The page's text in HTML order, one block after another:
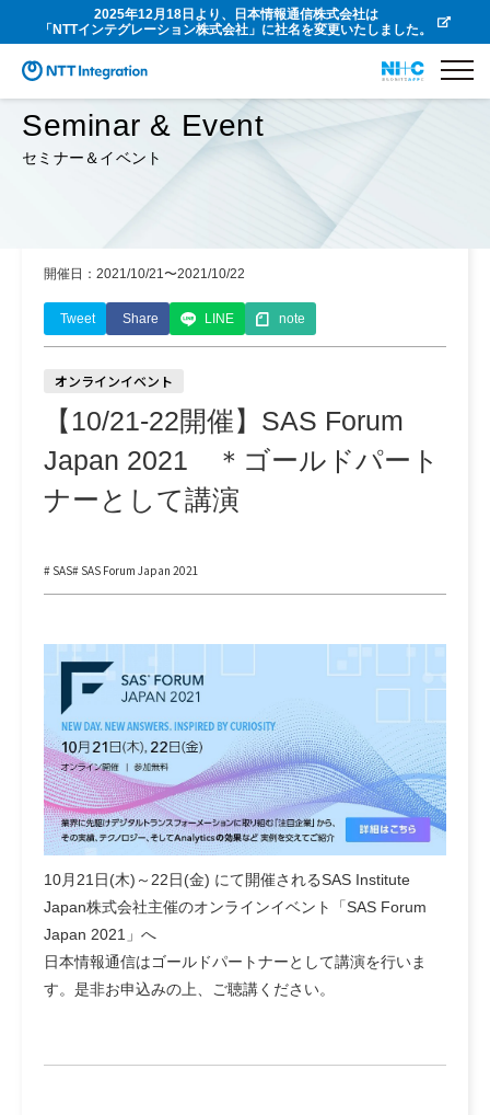
2025年12月18日より、日本情報通信株式会社は
「NTTインテグレーション株式会社」に社名を変更いたしました。
Seminar & Event
セミナー＆イベント
開催日：2021/10/21〜2021/10/22
Tweet Share LINE note
オンラインイベント
【10/21-22開催】SAS Forum
Japan 2021 ＊ゴールドパート
ナーとして講演
# SAS# SAS Forum Japan 2021
10月21日(木)～22日(金) にて開催されるSAS Institute
Japan株式会社主催のオンラインイベント「SAS Forum
Japan 2021」へ
日本情報通信はゴールドパートナーとして講演を行いま
す。是非お申込みの上、ご聴講ください。